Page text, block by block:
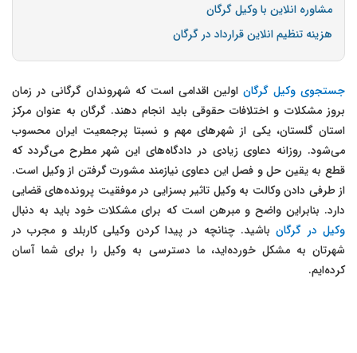
مشاوره انلاین با وکیل گرگان
هزینه تنظیم انلاین قرارداد در گرگان
جستجوی وکیل گرگان اولین اقدامی است که شهروندان گرگانی در زمان
بروز مشکلات و اختلافات حقوقی باید انجام دهند. گرگان به عنوان مرکز
استان گلستان، یکی از شهرهای مهم و نسبتا پرجمعیت ایران محسوب
می‌شود. روزانه دعاوی زیادی در دادگاه‌های این شهر مطرح می‌گردد که
قطع به یقین حل و فصل این دعاوی نیازمند مشورت گرفتن از وکیل است.
از طرفی دادن وکالت به وکیل تاثیر بسزایی در موفقیت پرونده‌های قضایی
دارد. بنابراین واضح و مبرهن است که برای مشکلات خود باید به دنبال
وکیل در گرگانباشید. چنانچه در پیدا کردن وکیلی کاربلد و مجرب در
شهرتان به مشکل خورده‌اید، ما دسترسی به وکیل را برای شما آسان
کرده‌ایم.